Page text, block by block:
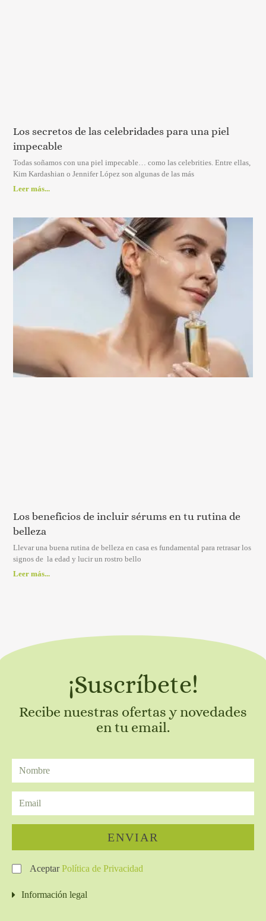
Los secretos de las celebridades para una piel
impecable
Todas soñamos con una piel impecable… como las celebrities. Entre ellas,
Kim Kardashian o Jennifer López son algunas de las más
Leer más...
Los beneficios de incluir sérums en tu rutina de
belleza
Llevar una buena rutina de belleza en casa es fundamental para retrasar los
signos de la edad y lucir un rostro bello
Leer más...
¡Suscríbete!
Recibe nuestras ofertas y novedades
en tu email.
AceptarPolítica de Privacidad
ENVIAR
Información legal